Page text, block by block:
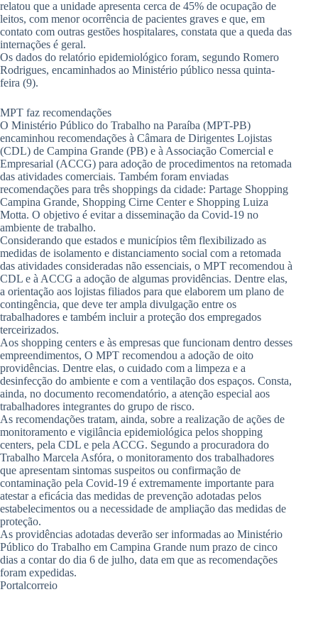
relatou que a unidade apresenta cerca de 45% de ocupação de
leitos, com menor ocorrência de pacientes graves e que, em
contato com outras gestões hospitalares, constata que a queda das
internações é geral.
Os dados do relatório epidemiológico foram, segundo Romero
Rodrigues, encaminhados ao Ministério público nessa quinta-
feira (9).
MPT faz recomendações
O Ministério Público do Trabalho na Paraíba (MPT-PB)
encaminhou recomendações à Câmara de Dirigentes Lojistas
(CDL) de Campina Grande (PB) e à Associação Comercial e
Empresarial (ACCG) para adoção de procedimentos na retomada
das atividades comerciais. Também foram enviadas
recomendações para três shoppings da cidade: Partage Shopping
Campina Grande, Shopping Cirne Center e Shopping Luiza
Motta. O objetivo é evitar a disseminação da Covid-19 no
ambiente de trabalho.
Considerando que estados e municípios têm flexibilizado as
medidas de isolamento e distanciamento social com a retomada
das atividades consideradas não essenciais, o MPT recomendou à
CDL e à ACCG a adoção de algumas providências. Dentre elas,
a orientação aos lojistas filiados para que elaborem um plano de
contingência, que deve ter ampla divulgação entre os
trabalhadores e também incluir a proteção dos empregados
terceirizados.
Aos shopping centers e às empresas que funcionam dentro desses
empreendimentos, O MPT recomendou a adoção de oito
providências. Dentre elas, o cuidado com a limpeza e a
desinfecção do ambiente e com a ventilação dos espaços. Consta,
ainda, no documento recomendatório, a atenção especial aos
trabalhadores integrantes do grupo de risco.
As recomendações tratam, ainda, sobre a realização de ações de
monitoramento e vigilância epidemiológica pelos shopping
centers, pela CDL e pela ACCG. Segundo a procuradora do
Trabalho Marcela Asfóra, o monitoramento dos trabalhadores
que apresentam sintomas suspeitos ou confirmação de
contaminação pela Covid-19 é extremamente importante para
atestar a eficácia das medidas de prevenção adotadas pelos
estabelecimentos ou a necessidade de ampliação das medidas de
proteção.
As providências adotadas deverão ser informadas ao Ministério
Público do Trabalho em Campina Grande num prazo de cinco
dias a contar do dia 6 de julho, data em que as recomendações
foram expedidas.
Portalcorreio